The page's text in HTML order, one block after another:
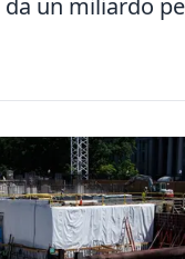
un miliardo